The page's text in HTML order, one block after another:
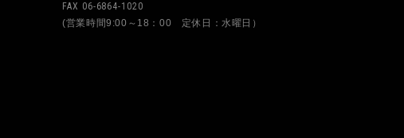
FAX 06-6864-1020
(営業時間9:00～18：00 定休日：水曜日）